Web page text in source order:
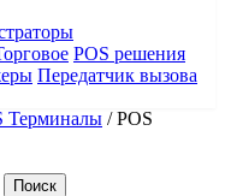
POS решения
Передатчик вызова
Терминалы /POS